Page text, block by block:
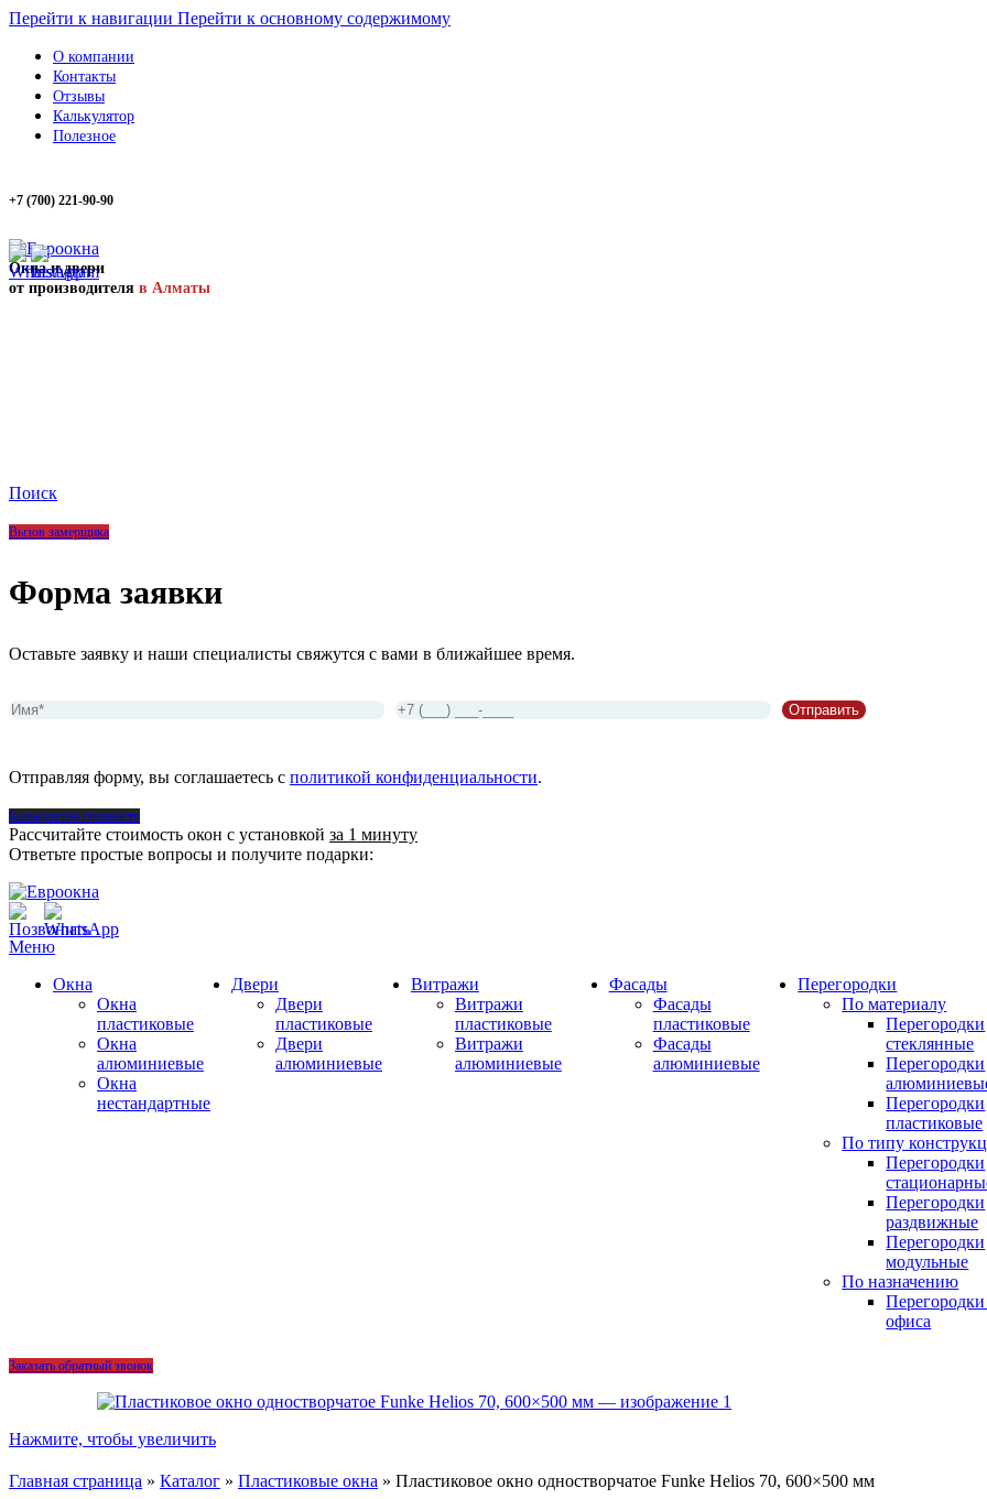
Перейти к навигации Перейти к основному содержимому
О компании
Контакты
Отзывы
Калькулятор
Полезное
+7 (700) 221-90-90
Окна и двери
от производителя в Алматы
Поиск
Вызов замерщика
Форма заявки
Оставьте заявку и наши специалисты свяжутся с вами в ближайшее время.
Отправляя форму, вы соглашаетесь с политикой конфиденциальности.
Калькулятор стоимости
Рассчитайте стоимость окон с установкой за 1 минуту
Ответьте простые вопросы и получите подарки:
Меню
Окна
Окна
пластиковые
Окна
алюминиевые
Окна
нестандартные
Двери
Двери
пластиковые
Двери
алюминиевые
Витражи
Витражи
пластиковые
Витражи
алюминиевые
Фасады
Фасады
пластиковые
Фасады
алюминиевые
Перегородки
По материалу
Перегородки
стеклянные
Перегородки
Перегородки
пластиковые
По типу
Перегородки
Перегородки
раздвижные
Перегородки
модульные
По назначению
Перегородки
офиса
Заказать обратный звонок
Нажмите, чтобы увеличить
Главная страница » Каталог » Пластиковые окна » Пластиковое окно одностворчатое Funke Helios 70, 600×500 мм